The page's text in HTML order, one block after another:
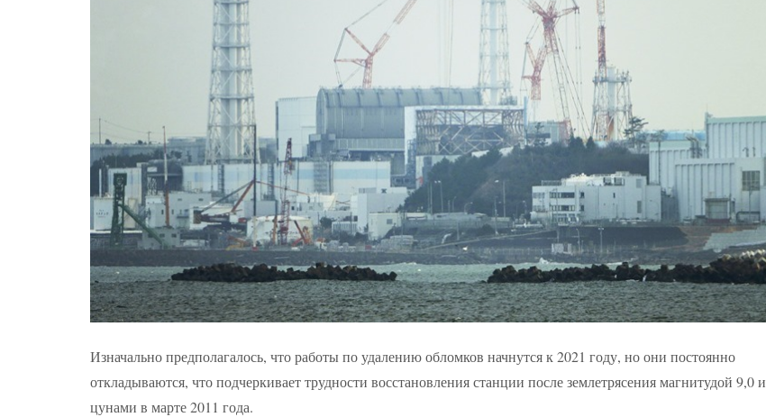
Изначально предполагалось, что работы по удалению обломков начнутся к 2021 году, но они постоянно
откладываются, что подчеркивает трудности восстановления станции после землетрясения магнитудой 9,0 и
цунами в марте 2011 года.